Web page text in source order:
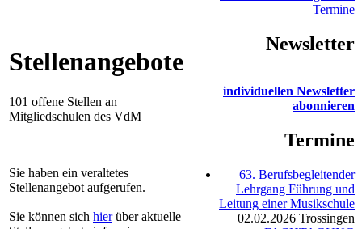
Stellenangebote
101 offene Stellen an
Mitgliedschulen des VdM
Sie haben ein veraltetes
Stellenangebot aufgerufen.
Sie können sich hierüber aktuelle
Termine
Newsletter
individuellen Newsletter
abonnieren
Termine
63. Berufsbegleitender
Lehrgang Führung und
Leitung einer Musikschule
02.02.2026 Trossingen